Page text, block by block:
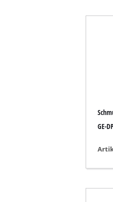
Auto-
Schneide- /
GE-